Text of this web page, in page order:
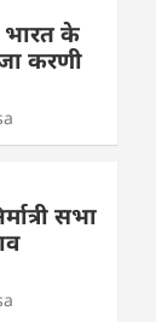
भारत के
करणी
सभा